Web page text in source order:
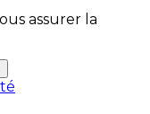
assurer la